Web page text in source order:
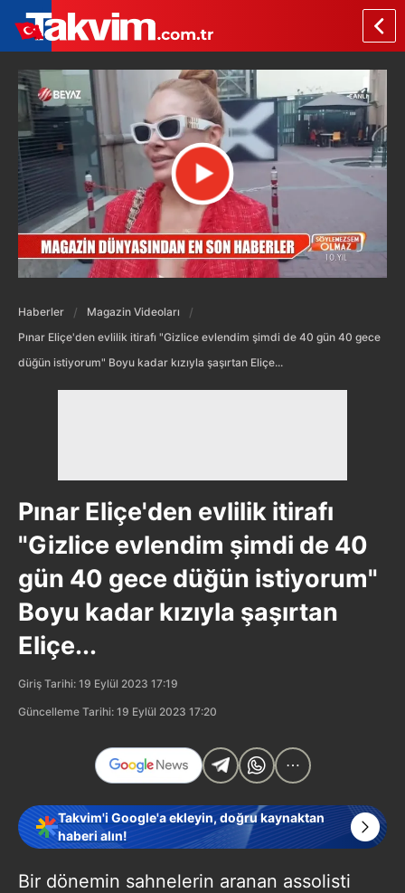
Haberler
Magazin Videoları
Pınar Eliçe'den evlilik itirafı "Gizlice evlendim şimdi de 40 gün 40 gece
düğün istiyorum" Boyu kadar kızıyla şaşırtan Eliçe...
Pınar Eliçe'den evlilik itirafı
"Gizlice evlendim şimdi de 40
gün 40 gece düğün istiyorum"
Boyu kadar kızıyla şaşırtan
Eliçe...
Giriş Tarihi: 19 Eylül 2023 17:19
Güncelleme Tarihi: 19 Eylül 2023 17:20
Takvim'i Google'a ekleyin, doğru kaynaktan
haberi alın!
Bir dönemin sahnelerin aranan assolisti